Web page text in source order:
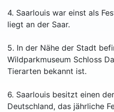
4. Saarlouis war einst als
liegt an der Saar.
5. In der Nähe der Stadt
Wildparkmuseum Schloss
Tierarten bekannt ist.
6. Saarlouis besitzt einen
Deutschland, das jährliche